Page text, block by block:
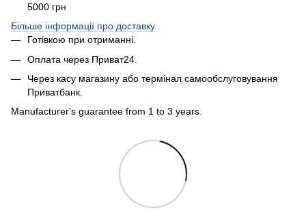
5000 грн
Більше інформації про доставку
Готівкою при отриманні.
Оплата через Приват24.
Через касу магазину або термінал самообслуговування
Приватбанк.
Manufacturer's guarantee from 1 to 3 years.